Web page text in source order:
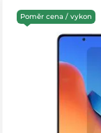
Poměr cena / vykon